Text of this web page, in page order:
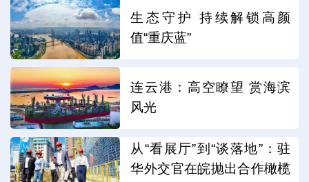
生态守护 持续解锁高颜
值“重庆蓝”
连云港：高空瞭望 赏海滨
风光
从“看展厅”到“谈落地”：驻
华外交官在皖抛出合作橄榄